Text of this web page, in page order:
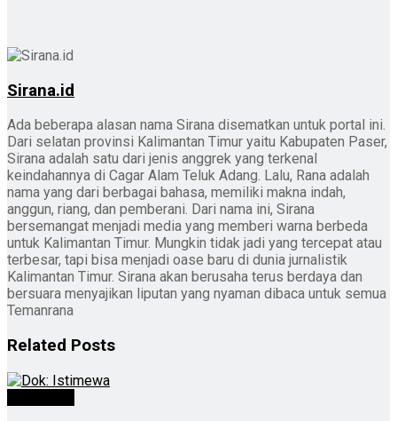
Sirana.id
Ada beberapa alasan nama Sirana disematkan untuk portal ini.
Dari selatan provinsi Kalimantan Timur yaitu Kabupaten Paser,
Sirana adalah satu dari jenis anggrek yang terkenal
keindahannya di Cagar Alam Teluk Adang. Lalu, Rana adalah
nama yang dari berbagai bahasa, memiliki makna indah,
anggun, riang, dan pemberani. Dari nama ini, Sirana
bersemangat menjadi media yang memberi warna berbeda
untuk Kalimantan Timur. Mungkin tidak jadi yang tercepat atau
terbesar, tapi bisa menjadi oase baru di dunia jurnalistik
Kalimantan Timur. Sirana akan berusaha terus berdaya dan
bersuara menyajikan liputan yang nyaman dibaca untuk semua
Temanrana
Related Posts